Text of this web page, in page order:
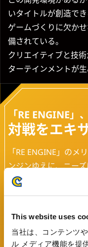
This website uses
当社は、コンテンツ
ル メディア機能を提
いタイトルが創造でき
ゲームづくりに欠か
備されている。
クリエイティブと技
ターテインメントが生
「RE ENGINE
対戦をエキ
「RE ENGINE」の
ンジンゆえに、ニー
とだと思います。エ
分野ごとにグループ
プチャー（現実の人
術）で得たデータを